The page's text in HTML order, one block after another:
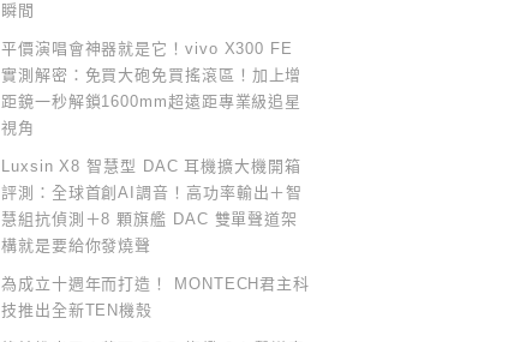
瞬間
平價演唱會神器就是它！vivo X300 FE
實測解密：免買大砲免買搖滾區！加上增
距鏡一秒解鎖1600mm超遠距專業級追星
視角
Luxsin X8 智慧型 DAC 耳機擴大機開箱
評測：全球首創AI調音！高功率輸出＋智
慧組抗偵測＋8 顆旗艦 DAC 雙單聲道架
構就是要給你發燒聲
為成立十週年而打造！ MONTECH君主科
技推出全新TEN機殼